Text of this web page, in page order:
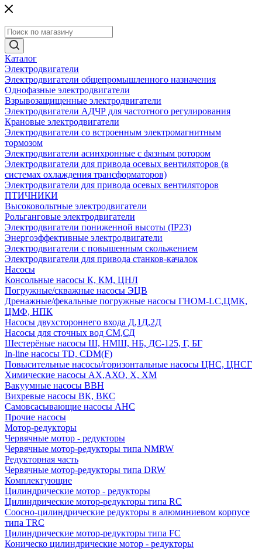
Каталог
Электродвигатели
Электродвигатели общепромышленного назначения
Однофазные электродвигатели
Взрывозащищенные электродвигатели
Электродвигатели АДЧР для частотного регулирования
Крановые электродвигатели
Электродвигатели со встроенным электромагнитным
тормозом
Электродвигатели асинхронные с фазным ротором
Электродвигатели для привода осевых вентиляторов (в
системах охлаждения трансформаторов)
Электродвигатели для привода осевых вентиляторов
ПТИЧНИКИ
Высоковольтные электродвигатели
Рольганговые электродвигатели
Электродвигатели пониженной высоты (IP23)
Энергоэффективные электродвигатели
Электродвигатели с повышенным скольжением
Электродвигатели для привода станков-качалок
Насосы
Консольные насосы К, КМ, ЦНЛ
Погружные/скважные насосы ЭЦВ
Дренажные/фекальные погружные насосы ГНОМ-LC,ЦМК,
ЦМФ, НПК
Насосы двухстороннего входа Д,1Д,2Д
Насосы для сточных вод СМ,СД
Шестерёные насосы Ш, НМШ, НБ, ДС-125, Г, БГ
In-line насосы TD, CDM(F)
Повысительные насосы/горизонтальные насосы ЦНС, ЦНСГ
Химические насосы АХ,АХО, Х, ХМ
Вакуумные насосы ВВН
Вихревые насосы ВК, ВКС
Самовсасывающие насосы АНС
Прочие насосы
Мотор-редукторы
Червячные мотор - редукторы
Червячные мотор-редукторы типа NMRW
Редукторная часть
Червячные мотор-редукторы типа DRW
Комплектующие
Цилиндрические мотор - редукторы
Цилиндрические мотор-редукторы типа RC
Соосно-цилиндрические редукторы в алюминиевом корпусе
типа TRC
Цилиндрические мотор-редукторы типа FC
Коническо цилиндрические мотор - редукторы